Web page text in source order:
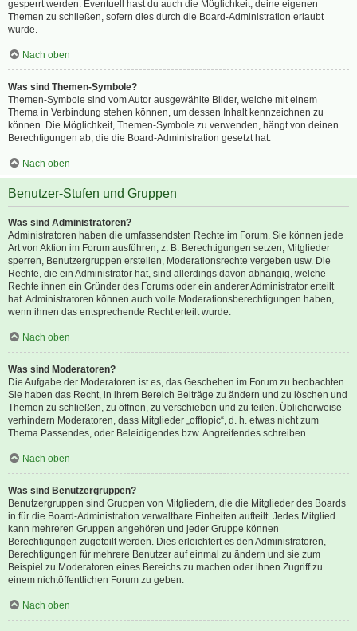
gesperrt werden. Eventuell hast du auch die Möglichkeit, deine eigenen
Themen zu schließen, sofern dies durch die Board-Administration erlaubt
wurde.
Nach oben
Was sind Themen-Symbole?
Themen-Symbole sind vom Autor ausgewählte Bilder, welche mit einem
Thema in Verbindung stehen können, um dessen Inhalt kennzeichnen zu
können. Die Möglichkeit, Themen-Symbole zu verwenden, hängt von deinen
Berechtigungen ab, die die Board-Administration gesetzt hat.
Nach oben
Benutzer-Stufen und Gruppen
Was sind Administratoren?
Administratoren haben die umfassendsten Rechte im Forum. Sie können jede
Art von Aktion im Forum ausführen; z. B. Berechtigungen setzen, Mitglieder
sperren, Benutzergruppen erstellen, Moderationsrechte vergeben usw. Die
Rechte, die ein Administrator hat, sind allerdings davon abhängig, welche
Rechte ihnen ein Gründer des Forums oder ein anderer Administrator erteilt
hat. Administratoren können auch volle Moderationsberechtigungen haben,
wenn ihnen das entsprechende Recht erteilt wurde.
Nach oben
Was sind Moderatoren?
Die Aufgabe der Moderatoren ist es, das Geschehen im Forum zu beobachten.
Sie haben das Recht, in ihrem Bereich Beiträge zu ändern und zu löschen und
Themen zu schließen, zu öffnen, zu verschieben und zu teilen. Üblicherweise
verhindern Moderatoren, dass Mitglieder „offtopic“, d. h. etwas nicht zum
Thema Passendes, oder Beleidigendes bzw. Angreifendes schreiben.
Nach oben
Was sind Benutzergruppen?
Benutzergruppen sind Gruppen von Mitgliedern, die die Mitglieder des Boards
in für die Board-Administration verwaltbare Einheiten aufteilt. Jedes Mitglied
kann mehreren Gruppen angehören und jeder Gruppe können
Berechtigungen zugeteilt werden. Dies erleichtert es den Administratoren,
Berechtigungen für mehrere Benutzer auf einmal zu ändern und sie zum
Beispiel zu Moderatoren eines Bereichs zu machen oder ihnen Zugriff zu
einem nichtöffentlichen Forum zu geben.
Nach oben